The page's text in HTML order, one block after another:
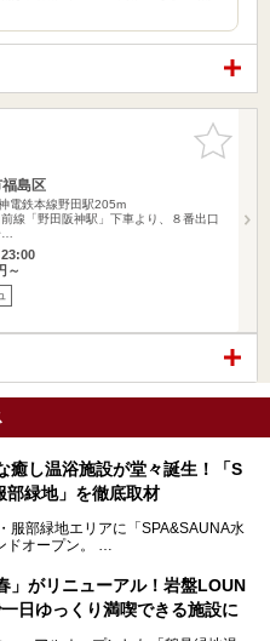
お気に入
りに追加
島区
電鉄本線野田駅205m
前線「野田阪神駅」下車より、８番出口
～
癒し温浴施設が堂々誕生！「S
部緑地」を徹底取材
服部緑地エリアに「SPA&SAUNA水
ドオープン。
時を経て誕生した本施設は、温泉・
ットネス・ラウンジ・レストランなど
“水春”のイメージをさらに進化させ
」がリニューアル！岩盤LOUN
日ゆっくり満喫できる施設に